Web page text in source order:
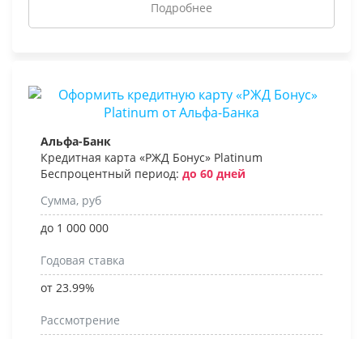
Подробнее
Альфа-Банк
Кредитная карта «РЖД Бонус» Platinum
Беспроцентный период: до 60 дней
Сумма, руб
до 1 000 000
Годовая ставка
от 23.99%
Рассмотрение